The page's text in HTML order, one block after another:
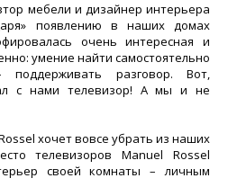
мебели и дизайнер интерьера
появлению в наших домах
очень интересная и
умение найти самостоятельно
разговор. Вот,
с нами телевизор! А мы и не
хочет вовсе убрать из наших
телевизоров Manuel Rossel
своей комнаты – личным